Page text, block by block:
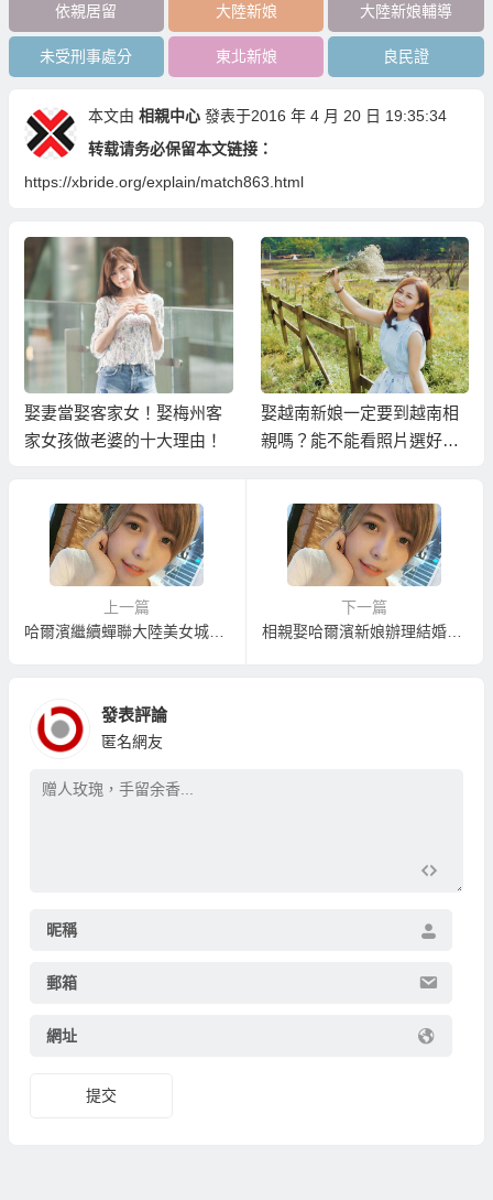
依親居留 大陸新娘 大陸新娘輔導
未受刑事處分 東北新娘 良民證
本文由 相親中心 發表于2016 年 4 月 20 日 19:35:34
转载请务必保留本文链接：
https://xbride.org/explain/match863.html
娶妻當娶客家女！娶梅州客
家女孩做老婆的十大理由！
娶越南新娘一定要到越南相
親嗎？能不能看照片選好後
上一篇
哈爾濱繼續蟬聯大陸美女城市排行榜榜首！
下一篇
相親娶哈爾濱新娘辦理結婚登記須知
發表評論
匿名網友
昵稱
郵箱
網址
提交